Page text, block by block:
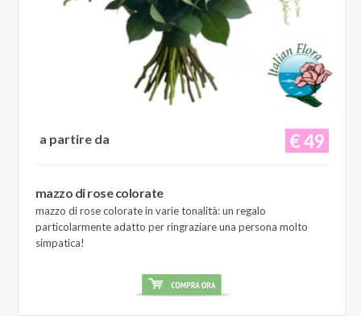
€ 49
a partire da
mazzo di rose colorate
mazzo di rose colorate in varie tonalità: un regalo
particolarmente adatto per ringraziare una persona molto
simpatica!